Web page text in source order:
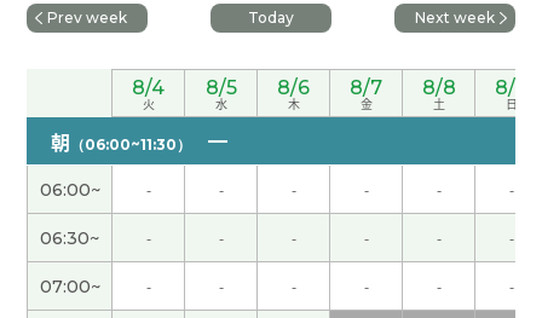
我也没想到会发现和母亲那边家族有关的历史，真
老师说‘凉快’。我听错‘两块'。我们相投了。
对酒当歌（duì jiǔ dāng gē） 酒に対してはまさに
歌うべし。限りある人生、楽しもうじゃないか。(
女性 )
培训的老师很难。( 50代 男性 )
Prev week Today Next week
8/4
火
8/5
水
8/6
木
8/7
金
8/8
土
8/9
日
朝 （06:00~11:30）
06:00~ - - - - - -
06:30~ - - - - - -
07:00~ - - - - - -